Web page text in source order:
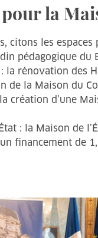
pour la
citons les
pédagogique du
la rénovation des
de la Maison du
création d’une
: la Maison de
financement de